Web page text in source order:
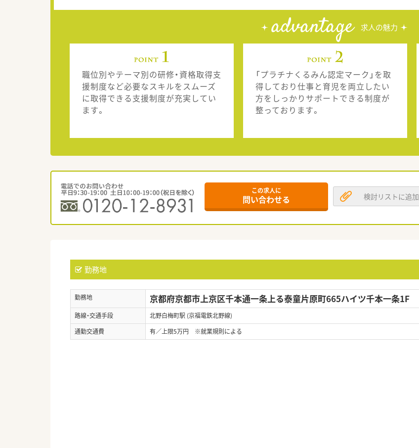
advantage 求人の魅力
職位別やテーマ別の研修・資格取得支
援制度など必要なスキルをスムーズ
に取得できる支援制度が充実してい
ます。
「プラチナくるみん認定マーク」を取
得しており仕事と育児を両立したい
方をしっかりサポートできる制度が
整っております。
この求人に
問い合わせる 検討リストに追加
勤務地
勤務地 京都府京都市上京区千本通一条上る泰童片原町665ハイツ千本一条1F
路線・交通手段
北野白梅町駅 (京福電鉄北野線)
通勤交通費
有／上限5万円 ※就業規則による